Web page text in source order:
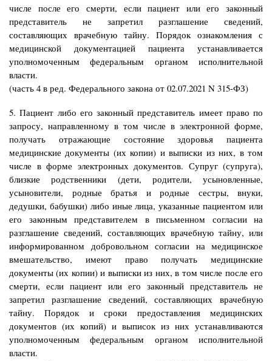
числе после его смерти, если пациент или его законный
представитель не запретил разглашение сведений,
составляющих врачебную тайну. Порядок ознакомления с
медицинской документацией пациента устанавливается
уполномоченным федеральным органом исполнительной
власти.
(часть 4 в ред. Федерального закона от 02.07.2021 N 315-ФЗ)
5. Пациент либо его законный представитель имеет право по
запросу, направленному в том числе в электронной форме,
получать отражающие состояние здоровья пациента
медицинские документы (их копии) и выписки из них, в том
числе в форме электронных документов. Супруг (супруга),
близкие родственники (дети, родители, усыновленные,
усыновители, родные братья и родные сестры, внуки,
дедушки, бабушки) либо иные лица, указанные пациентом или
его законным представителем в письменном согласии на
разглашение сведений, составляющих врачебную тайну, или
информированном добровольном согласии на медицинское
вмешательство, имеют право получать медицинские
документы (их копии) и выписки из них, в том числе после его
смерти, если пациент или его законный представитель не
запретил разглашение сведений, составляющих врачебную
тайну. Порядок и сроки предоставления медицинских
документов (их копий) и выписок из них устанавливаются
уполномоченным федеральным органом исполнительной
власти.